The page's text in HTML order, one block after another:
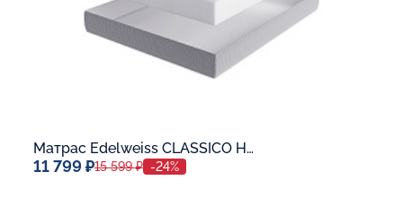
Матрас Edelweiss CLASSICO H-16
11 799 ₽15 599 ₽ -24%